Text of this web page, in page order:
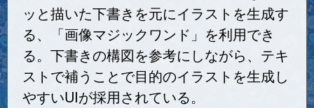
ッと描いた下書きを元にイラストを生成す
る、「画像マジックワンド」を利用でき
る。下書きの構図を参考にしながら、テキ
ストで補うことで目的のイラストを生成し
やすいUIが採用されている。